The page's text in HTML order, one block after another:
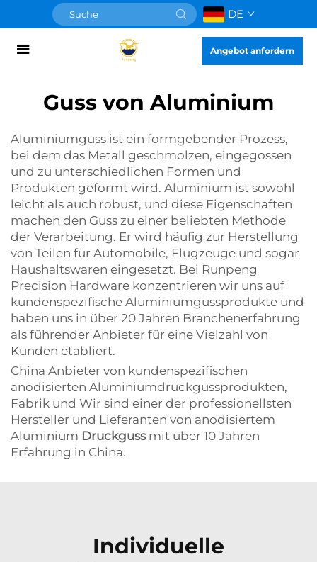
DE
Angebot anfordern
Guss von Aluminium
Aluminiumguss ist ein formgebender Prozess,
bei dem das Metall geschmolzen, eingegossen
und zu unterschiedlichen Formen und
Produkten geformt wird. Aluminium ist sowohl
leicht als auch robust, und diese Eigenschaften
machen den Guss zu einer beliebten Methode
der Verarbeitung. Er wird häufig zur Herstellung
von Teilen für Automobile, Flugzeuge und sogar
Haushaltswaren eingesetzt. Bei Runpeng
Precision Hardware konzentrieren wir uns auf
kundenspezifische Aluminiumgussprodukte und
haben uns in über 20 Jahren Branchenerfahrung
als führender Anbieter für eine Vielzahl von
Kunden etabliert.
China Anbieter von kundenspezifischen
anodisierten Aluminiumdruckgussprodukten,
Fabrik und Wir sind einer der professionellsten
Hersteller und Lieferanten von anodisiertem
Aluminium Druckguss mit über 10 Jahren
Erfahrung in China.
Individuelle